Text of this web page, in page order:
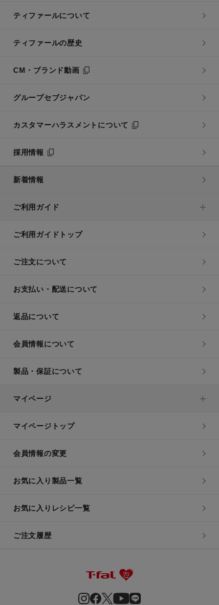
ティファールについて
ティファールの歴史
CM・ブランド動画
グループセブジャパン
カスタマーハラスメントについて
採用情報
新着情報
ご利用ガイド
ご利用ガイドトップ
ご注文について
お支払い・配送について
返品について
会員情報について
製品・保証について
マイページ
マイページトップ
会員情報の変更
お気に入り製品一覧
お気に入りレシピ一覧
ご注文履歴